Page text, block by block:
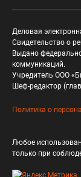
Деловая
Свидетельство о
Выдано
коммуникаций.
Учредитель ООО
Шеф-редактор
Политика о
Любое
только при